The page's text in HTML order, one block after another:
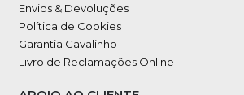
Envios & Devoluções
Política de Cookies
Garantia Cavalinho
Livro de Reclamações Online